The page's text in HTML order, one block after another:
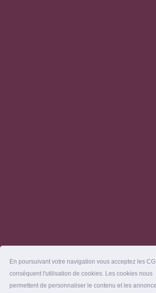
En poursuivant votre navigation vous acceptez les
conséquent l'utilisation de cookies. Les cookies nous
permettent de personnaliser le contenu et les